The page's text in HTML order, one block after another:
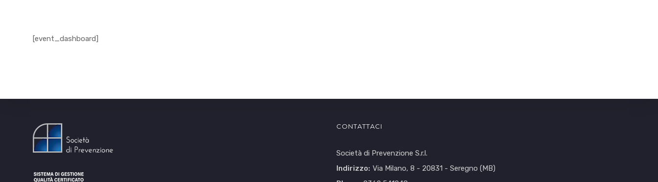
[event_dashboard]
CONTATTACI
Società di Prevenzione S.r.l.
Indirizzo: Via Milano, 8 - 20831 - Seregno (MB)